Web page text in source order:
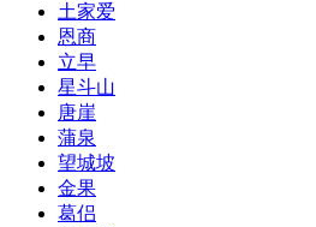
土家爱
恩商
立早
星斗山
唐崖
蒲泉
望城坡
金果
葛侣